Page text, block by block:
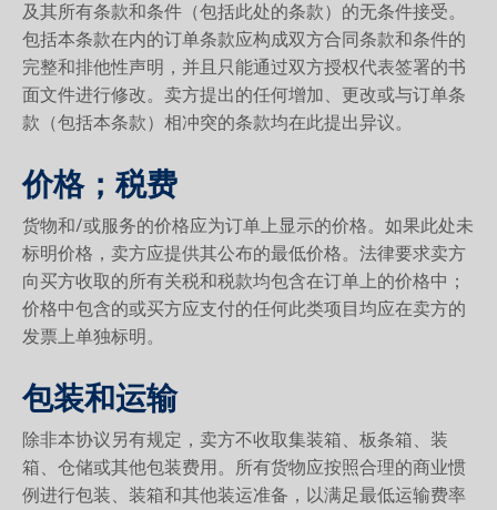
及其所有条款和条件（包括此处的条款）的无条件接受。
包括本条款在内的订单条款应构成双方合同条款和条件的
完整和排他性声明，并且只能通过双方授权代表签署的书
面文件进行修改。卖方提出的任何增加、更改或与订单条
款（包括本条款）相冲突的条款均在此提出异议。
价格；税费
货物和/或服务的价格应为订单上显示的价格。如果此处未
标明价格，卖方应提供其公布的最低价格。法律要求卖方
向买方收取的所有关税和税款均包含在订单上的价格中；
价格中包含的或买方应支付的任何此类项目均应在卖方的
发票上单独标明。
包装和运输
除非本协议另有规定，卖方不收取集装箱、板条箱、装
箱、仓储或其他包装费用。所有货物应按照合理的商业惯
例进行包装、装箱和其他装运准备，以满足最低运输费率